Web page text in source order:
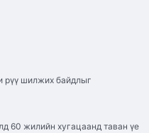
рүү шилжих байдлыг
60 жилийн хугацаанд таван үе